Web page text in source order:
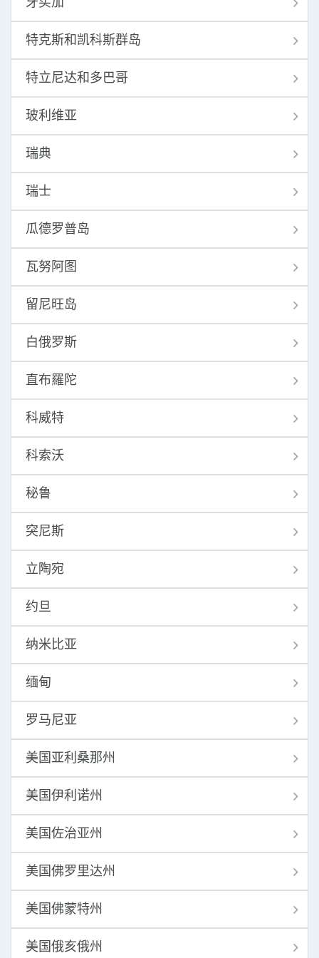
特克斯和凯科斯群岛
特立尼达和多巴哥
玻利维亚
瑞典
瑞士
瓜德罗普岛
瓦努阿图
留尼旺岛
白俄罗斯
直布羅陀
科威特
科索沃
秘鲁
突尼斯
立陶宛
约旦
纳米比亚
缅甸
罗马尼亚
美国亚利桑那州
美国伊利诺州
美国佐治亚州
美国佛罗里达州
美国佛蒙特州
美国俄亥俄州